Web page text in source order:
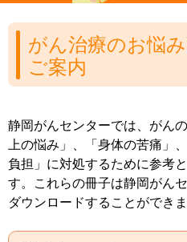
がん治療のお悩
ご案内
静岡がんセンターでは、がん
上の悩み」、「身体の苦痛」
負担」に対処するために参考
す。これらの冊子は静岡がん
ダウンロードすることができま